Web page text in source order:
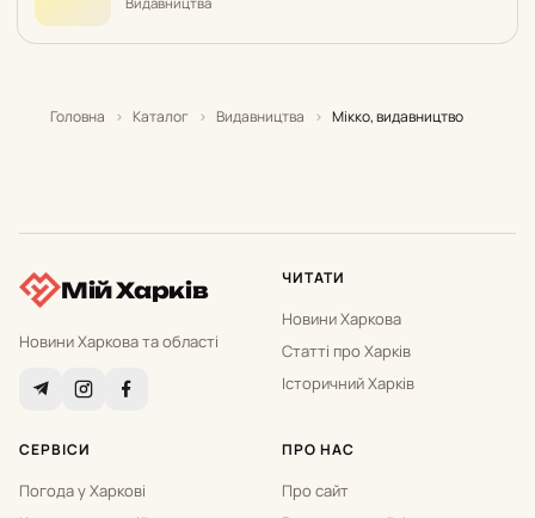
Головна › Каталог › Видавництва › Мікко, видавництво
Мій Харків
Новини Харкова та області
ЧИТАТИ
Новини Харкова
Статті про Харків
Історичний Харків
СЕРВІСИ
Погода у Харкові
ПРО НАС
Про сайт